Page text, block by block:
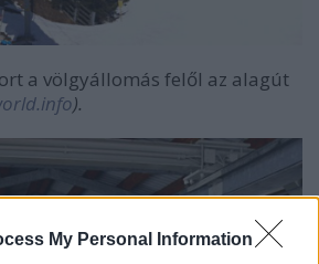
My Personal Information
a völgyállomás felől az alagút
).